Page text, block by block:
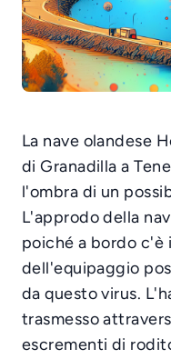
La nave olandese
di Granadilla a
l'ombra di un
L'approdo della
poiché a bordo c'è
dell'equipaggio
da questo virus.
trasmesso
escrementi di